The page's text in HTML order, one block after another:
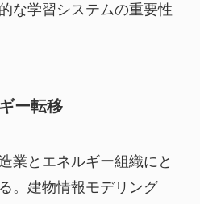
な学習システムの重要性
ー転移
業とエネルギー組織にと
。建物情報モデリング